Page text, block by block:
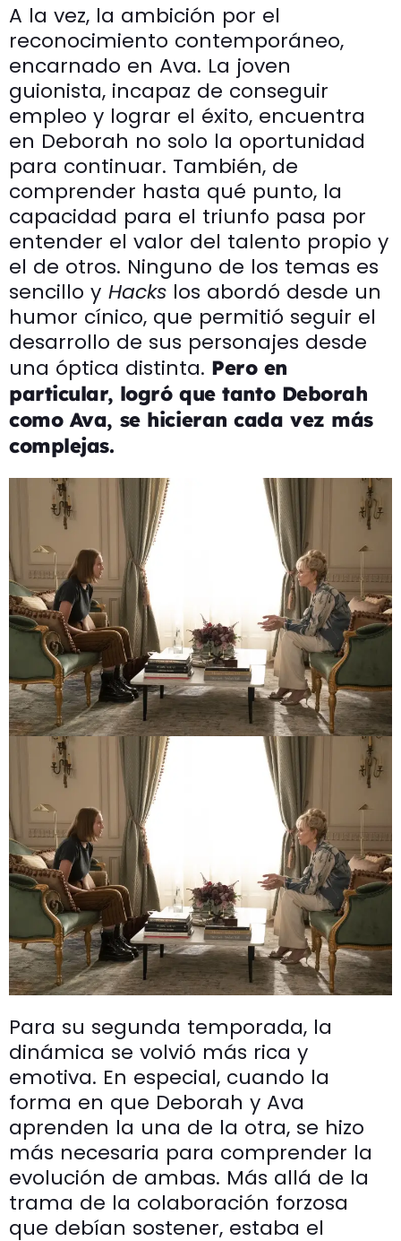
A la vez, la ambición por el
reconocimiento contemporáneo,
encarnado en Ava. La joven
guionista, incapaz de conseguir
empleo y lograr el éxito, encuentra
en Deborah no solo la oportunidad
para continuar. También, de
comprender hasta qué punto, la
capacidad para el triunfo pasa por
entender el valor del talento propio y
el de otros. Ninguno de los temas es
sencillo y Hacks los abordó desde un
humor cínico, que permitió seguir el
desarrollo de sus personajes desde
una óptica distinta. Pero en
particular, logró que tanto Deborah
como Ava, se hicieran cada vez más
complejas.
Para su segunda temporada, la
dinámica se volvió más rica y
emotiva. En especial, cuando la
forma en que Deborah y Ava
aprenden la una de la otra, se hizo
más necesaria para comprender la
evolución de ambas. Más allá de la
trama de la colaboración forzosa
que debían sostener, estaba el